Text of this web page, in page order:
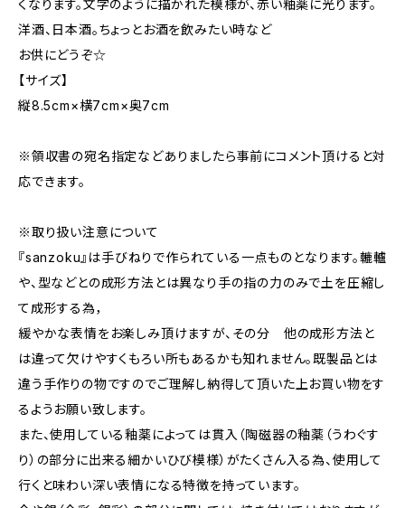
くなります。文字のように描かれた模様が、赤い釉薬に光ります。
洋酒、日本酒。ちょっとお酒を飲みたい時など
お供にどうぞ☆
【サイズ】
縦8.5cm×横7cm×奥7cm
※領収書の宛名指定などありましたら事前にコメント頂けると対
応できます。
※取り扱い注意について
『sanzoku』は手びねりで作られている一点ものとなります。轆轤
や、型などとの成形方法とは異なり手の指の力のみで土を圧縮し
て成形する為，
緩やかな表情をお楽しみ頂けますが、その分 他の成形方法と
は違って欠けやすくもろい所もあるかも知れません。既製品とは
違う手作りの物ですのでご理解し納得して頂いた上お買い物をす
るようお願い致します。
また、使用している釉薬によっては貫入（陶磁器の釉薬（うわぐす
り）の部分に出来る細かいひび模様）がたくさん入る為、使用して
行くと味わい深い表情になる特徴を持っています。